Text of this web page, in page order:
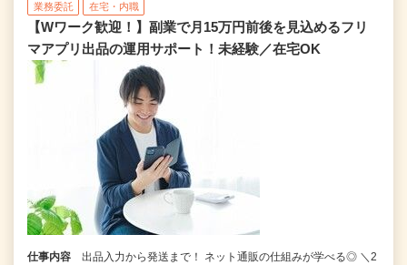
業務委託 在宅・内職
【Wワーク歓迎！】副業で月15万円前後を見込めるフリ
マアプリ出品の運用サポート！未経験／在宅OK
仕事内容
出品入力から発送まで！ ネット通販の仕組みが学べる◎ ＼2